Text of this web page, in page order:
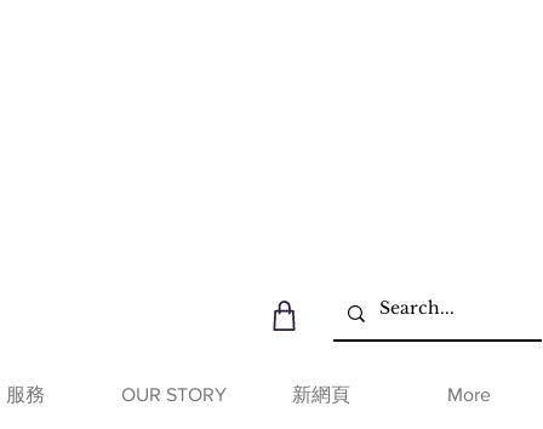
服務 OUR STORY 新網頁 More